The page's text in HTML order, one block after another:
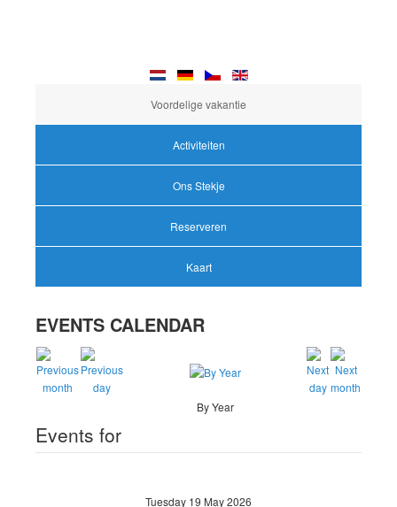
Voordelige vakantie
Activiteiten
Ons Stekje
Reserveren
Kaart
EVENTS CALENDAR
By Year
Events for
Tuesday 19 May 2026